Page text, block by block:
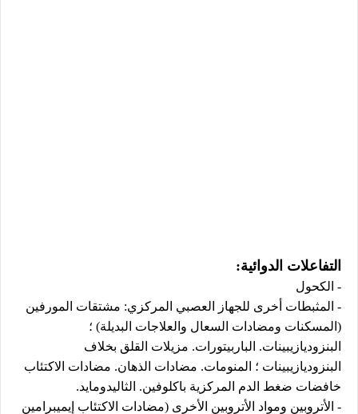
التفاعلات الدوائية:
- الكحول
- المثبطات أخرى للجهاز العصبي المركزي: مشتقات المورفين
(المسكنات ومضادات السعال والعلاجات البديلة) ؛
البنزوديازيبينات. الباربيتورات. مزيلات القلق بخلاف
البنزوديازيبينات ؛ المنومات. مضادات الذهان. مضادات الاكتئاب
خافضات ضغط الدم المركزية باكلوفين. الثاليدومايد.
- الأتروبين ومواد الأتروبين الأخرى (مضادات الاكتئاب إيميبرامين